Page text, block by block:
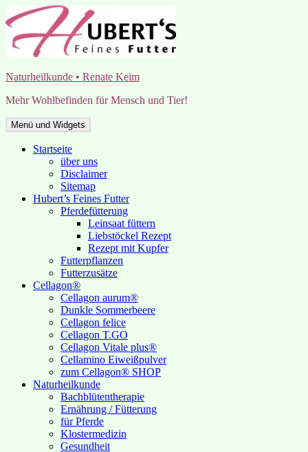
Zum
Inhalt
springen
Naturheilkunde • Renate Keim
Mehr Wohlbefinden für Mensch und Tier!
Menü und Widgets
Startseite
über uns
Disclaimer
Sitemap
Hubert’s Feines Futter
Pferdefütterung
Leinsaat füttern
Liebstöckel Rezept
Rezept mit Kupfer
Futterpflanzen
Futterzusätze
Cellagon®
Cellagon aurum®
Dunkle Sommerbeere
Cellagon felice
Cellagon T.GO
Cellagon Vitale plus®
Cellamino Eiweißpulver
zum Cellagon® SHOP
Naturheilkunde
Bachblütentherapie
Ernährung / Fütterung
für Pferde
Klostermedizin
Gesundheit